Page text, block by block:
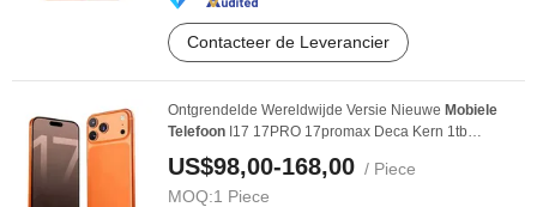
Contacteer de Leverancier
Ontgrendelde Wereldwijde Versie Nieuwe Mobiele
Telefoon I17 17PRO 17promax Deca Kern 1tb
Langdurige ...
US$98,00-168,00 / Piece
MOQ:1 Piece